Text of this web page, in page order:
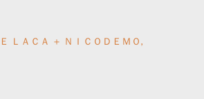
ＬＡＣＡ ＋ ＮＩＣＯＤＥＭＯ